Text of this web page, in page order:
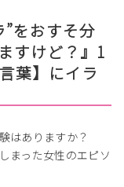
をおすそ分
すけど？』1
葉】にイラ
はありますか？
まった女性のエピソ